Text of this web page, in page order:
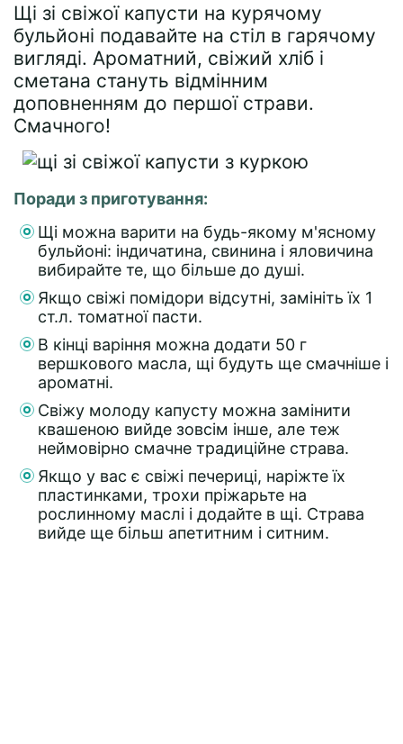
Щі зі свіжої капусти на курячому
бульйоні подавайте на стіл в гарячому
вигляді. Ароматний, свіжий хліб і
сметана стануть відмінним
доповненням до першої страви.
Смачного!
Поради з приготування:
Щі можна варити на будь-якому м'ясному
бульйоні: індичатина, свинина і яловичина
вибирайте те, що більше до душі.
Якщо свіжі помідори відсутні, замініть їх 1
ст.л. томатної пасти.
В кінці варіння можна додати 50 г
вершкового масла, щі будуть ще смачніше і
ароматні.
Свіжу молоду капусту можна замінити
квашеною вийде зовсім інше, але теж
неймовірно смачне традиційне страва.
Якщо у вас є свіжі печериці, наріжте їх
пластинками, трохи пріжарьте на
рослинному маслі і додайте в щі. Страва
вийде ще більш апетитним і ситним.